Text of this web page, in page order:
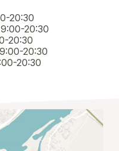
20:30
20:30
20:30
20:30
20:30